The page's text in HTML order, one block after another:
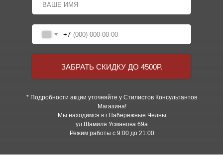
* Подробности акции уточняйте у Стилистов Консультантов
Магазина!
Мы находимся в г.Набережные Челны
ул.Шамиля Усманова 69а
Режим работы с 9:00 до 21:00
+7
ЗАБРАТЬ СКИДКУ ДО 4500Р.